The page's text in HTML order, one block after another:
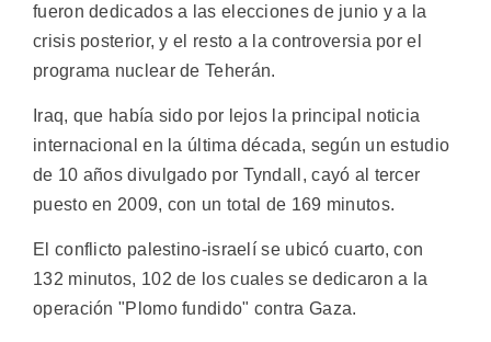
fueron dedicados a las elecciones de junio y a la
crisis posterior, y el resto a la controversia por el
programa nuclear de Teherán.
Iraq, que había sido por lejos la principal noticia
internacional en la última década, según un estudio
de 10 años divulgado por Tyndall, cayó al tercer
puesto en 2009, con un total de 169 minutos.
El conflicto palestino-israelí se ubicó cuarto, con
132 minutos, 102 de los cuales se dedicaron a la
operación "Plomo fundido" contra Gaza.